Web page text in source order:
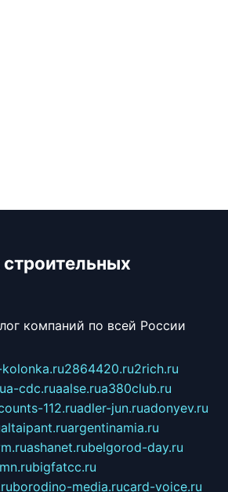
компаний по всей России
2864420.ru2rich.ru
a-cdc.ruaalse.rua380club.ru
112.ruadler-jun.ruadonyev.ru
altaipant.ruargentinamia.ru
ashanet.rubelgorod-day.ru
bigfatcc.ru
borodino-media.rucard-voice.ru